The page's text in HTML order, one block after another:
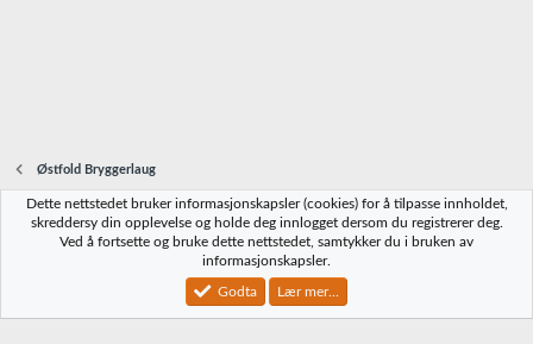
Østfold Bryggerlaug
Norbrygg-default
Vilkår og regler Personvernregler
Community platform by XenForo® © 2010-2023 XenForo Ltd.
Dette nettstedet bruker informasjonskapsler (cookies) for å tilpasse innholdet,
skreddersy din opplevelse og holde deg innlogget dersom du registrerer deg.
Ved å fortsette og bruke dette nettstedet, samtykker du i bruken av
informasjonskapsler.
Godta Lær mer...